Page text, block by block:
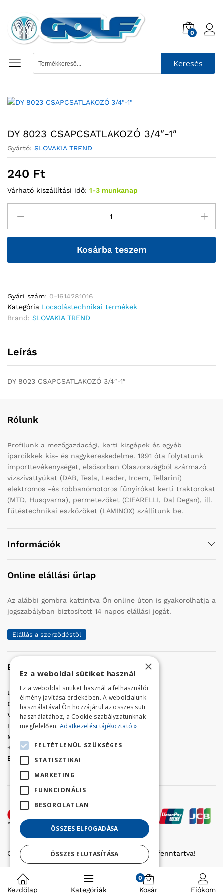
0
Keresés
DY 8023 CSAPCSATLAKOZÓ 3/4″-1″
Gyártó: SLOVAKIA TREND
240 Ft
Várható kiszállítási idő: 1-3 munkanap
Kosárba teszem
Gyári szám: 0-1614281016
Kategória Locsolástechnikai termékek
Brand: SLOVAKIA TREND
Leírás
DY 8023 CSAPCSATLAKOZÓ 3/4″-1″
Rólunk
Profilunk a mezőgazdasági, kerti kisgépek és egyéb
iparcikkek kis- és nagykereskedelme. 1991 óta folytatunk
importtevékenységet, elsősorban Olaszországból származó
vízszivattyúkat (DAB, Tesla, Leader, Ircem, Tellarini)
elektromos -és robbanómotoros fűnyírókat kerti traktorokat
(MTD, Husqvarna), permetezőket (CIFARELLI, Dal Degan), ill.
fűtéstechnikai eszközöket (LAMINOX) szállítunk be.
Információk
Online elállási űrlap
Az alábbi gombra kattintva Ön online úton is gyakorolhatja a
jogszabályban biztosított 14 napos elállási jogát.
Elállás a szerződéstől
Elérhetőség
Üzletünk címe:Szolnok, Vércse út 17.
Golf Center Áruház:06 (56) 423-324
VÁR-Kert Áruház: 06 (56) 429-771
Iroda:06 (56) 421-857
Megrendelés, termék információ:
+36 (70) 938-3356
E-mail:
golfaruhaz@gmail.com
Copyright © 2022 Golfker Kft. - Minden jog fenntartva!
Kezdőlap Kategóriák
0
Kosár Fiókom
×
Ez a weboldal sütiket használ
Ez a weboldal sütiket használ a felhasználói
élmény javítása érdekében. A weboldalunk
használatával Ön hozzájárul az összes süti
használatához, a Cookie szabályzatunknak
megfelelően. Adatkezelési tájékoztató »
FELTÉTLENÜL SZÜKSÉGES
STATISZTIKAI
MARKETING
FUNKCIONÁLIS
BESOROLATLAN
ÖSSZES ELFOGADÁSA
ÖSSZES ELUTASÍTÁSA
Részletek megjelenítése